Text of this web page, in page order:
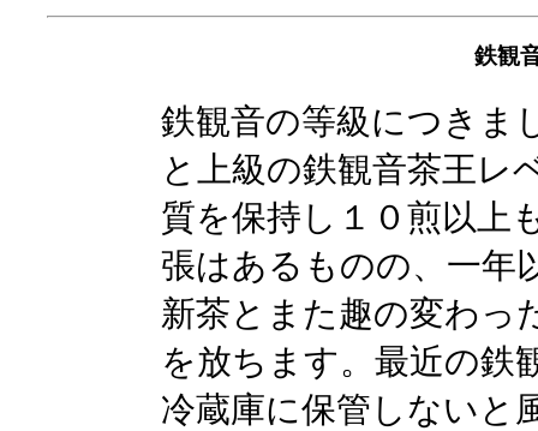
鉄観
鉄観音の等級につきま
と上級の鉄観音茶王レ
質を保持し１０煎以上
張はあるものの、一年
新茶とまた趣の変わっ
を放ちます。最近の鉄
冷蔵庫に保管しないと